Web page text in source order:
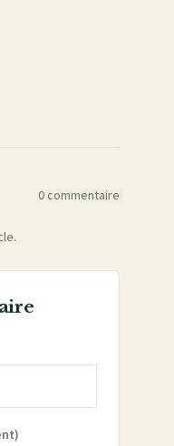
0 commentaire